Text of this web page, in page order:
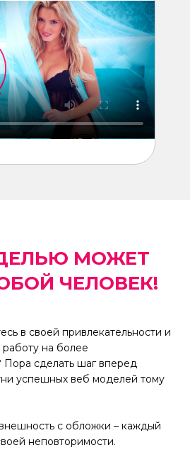
МОЖЕТ
ЧЕЛОВЕК!
в своей привлекательности и
на более
сделать шаг вперед
успешных веб моделей тому
с обложки – каждый
неповторимости.